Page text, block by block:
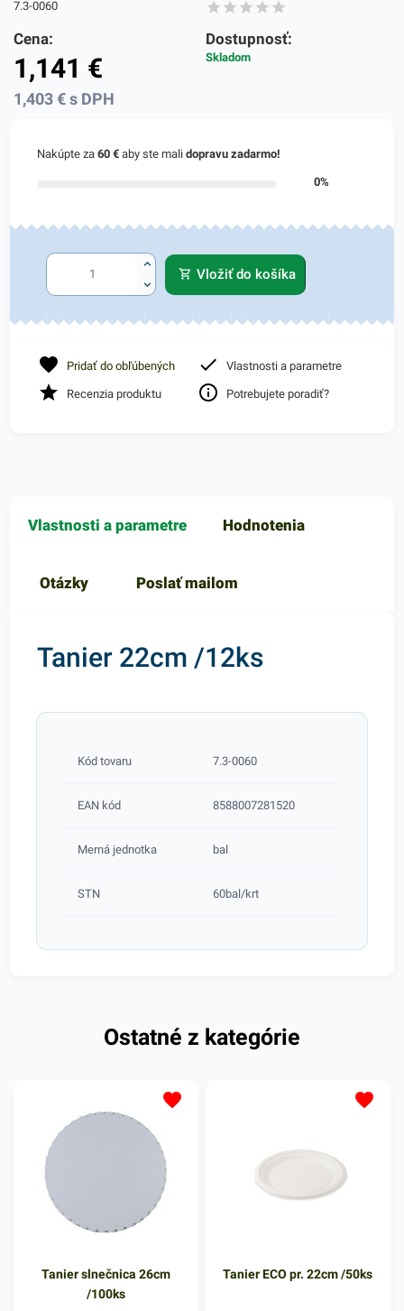
7.3-0060
Cena:
1,141 €
1,403€ s DPH
Dostupnosť:
Skladom
Nakúpte za60 € aby ste malidopravu zadarmo!
0%
Vložiť do košíka
Pridať do obľúbených Vlastnosti a parametre
Recenzia produktu Potrebujete poradiť?
Vlastnosti a parametre Hodnotenia
Otázky Poslať mailom
Tanier 22cm /12ks
Kód tovaru 7.3-0060
EAN kód 8588007281520
Merná jednotka bal
STN 60bal/krt
Ostatné z kategórie
Tanier slnečnica 26cm
/100ks
Tanier ECO pr. 22cm /50ks